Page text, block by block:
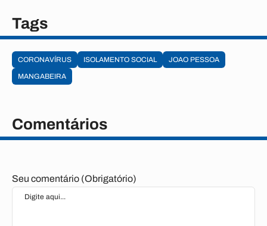
Tags
CORONAVÍRUS ISOLAMENTO SOCIAL
JOAO PESSOA
MANGABEIRA
Comentários
Seu comentário (Obrigatório)